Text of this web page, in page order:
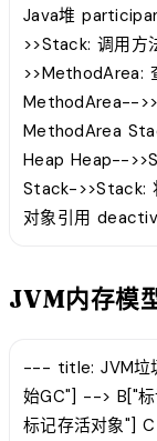
Java堆
>>Stack: 调用
>>MethodArea:
MethodArea--
MethodArea
Heap Heap--
Stack->>Stack:
对象引用
JVM内存模
--- title: JVM垃
始GC"] --> B["
标记存活对象"]